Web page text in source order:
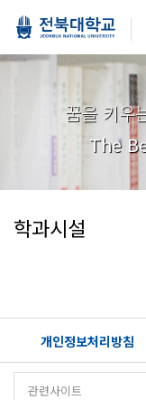
꿈을 키우
The
학과시설
개인정보처리방침